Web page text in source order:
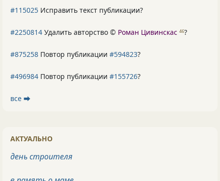
#115025 Исправить текст публикации?
#2250814 Удалить авторство © Роман Цивинскас 46?
#875258 Повтор публикации #594823?
#496984 Повтор публикации #155726?
все ⮕
АКТУАЛЬНО
день строителя